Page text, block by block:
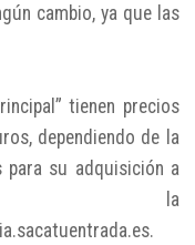
cambio, ya que las
tienen precios
dependiendo de la
para su adquisición a
la